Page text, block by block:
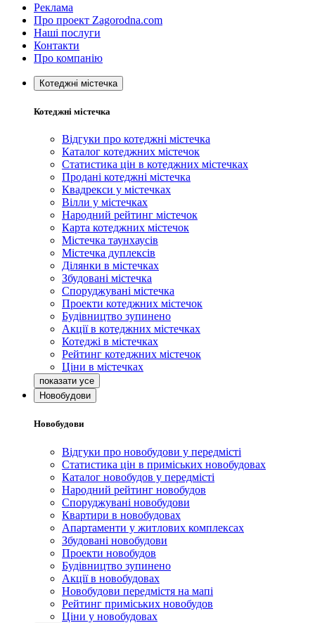
Реклама
Про проект Zagorodna.com
Наші послуги
Контакти
Про компанію
Котеджні містечка
Котеджні містечка
Відгуки про котеджні містечка
Каталог котеджних містечок
Статистика цін в котеджних містечках
Продані котеджні містечка
Квадрекси у містечках
Вілли у містечках
Народний рейтинг містечок
Карта котеджних містечок
Містечка таунхаусів
Містечка дуплексів
Ділянки в містечках
Збудовані містечка
Споруджувані містечка
Проекти котеджних містечок
Будівництво зупинено
Акції в котеджних містечках
Котеджі в містечках
Рейтинг котеджних містечок
Ціни в містечках
Новобудови
Новобудови
Відгуки про новобудови у передмісті
Статистика цін в приміських новобудовах
Каталог новобудов у передмісті
Народний рейтинг новобудов
Споруджувані новобудови
Квартири в новобудовах
Апартаменти у житлових комплексах
Збудовані новобудови
Проекти новобудов
Будівництво зупинено
Акції в новобудовах
Новобудови передмістя на мапі
Рейтинг приміських новобудов
Ціни у новобудовах